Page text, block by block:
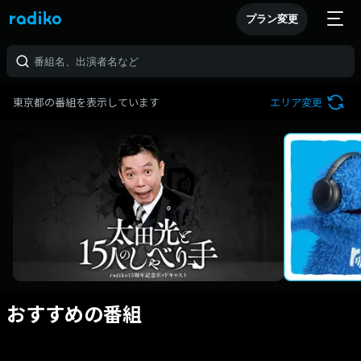
プラン変更
東京都の番組を表示しています エリア変更
おすすめの番組